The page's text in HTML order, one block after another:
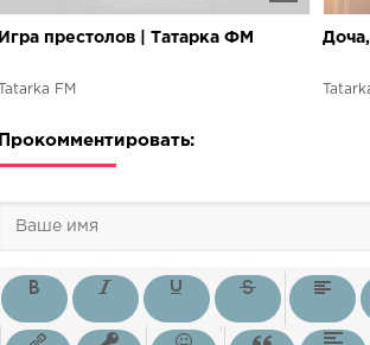
Игра престолов | Татарка ФМ
Tatarka FM
Прокомментировать: